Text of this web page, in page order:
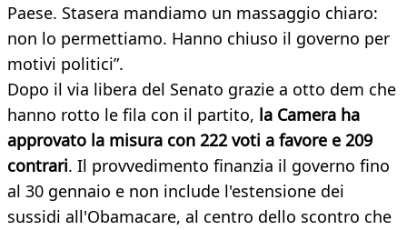
Paese. Stasera mandiamo un massaggio chiaro:
non lo permettiamo. Hanno chiuso il governo per
motivi politici”.
Dopo il via libera del Senato grazie a otto dem che
hanno rotto le fila con il partito, la Camera ha
approvato la misura con 222 voti a favore e 209
contrari. Il provvedimento finanzia il governo fino
al 30 gennaio e non include l'estensione dei
sussidi all'Obamacare, al centro dello scontro che